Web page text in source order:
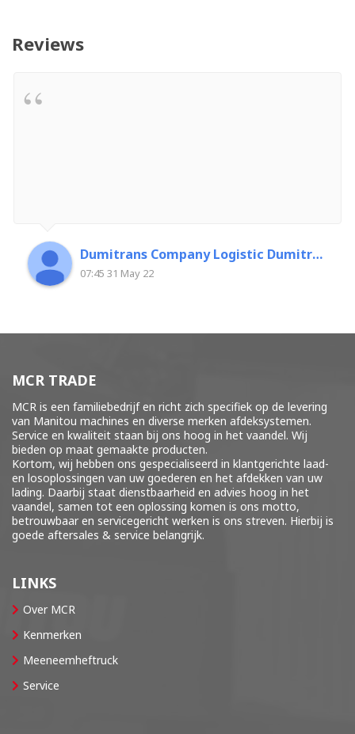
Reviews
Dumitrans Company Logistic Dumitrascu Florin
07:45 31 May 22
MCR TRADE
MCR is een familiebedrijf en richt zich specifiek op de levering
van Manitou machines en diverse merken afdeksystemen.
Service en kwaliteit staan bij ons hoog in het vaandel. Wij
bieden op maat gemaakte producten.
Kortom, wij hebben ons gespecialiseerd in klantgerichte laad-
en losoplossingen van uw goederen en het afdekken van uw
lading. Daarbij staat dienstbaarheid en advies hoog in het
vaandel, samen tot een oplossing komen is ons motto,
betrouwbaar en servicegericht werken is ons streven. Hierbij is
goede aftersales & service belangrijk.
LINKS
Over MCR
Kenmerken
Meeneemheftruck
Service